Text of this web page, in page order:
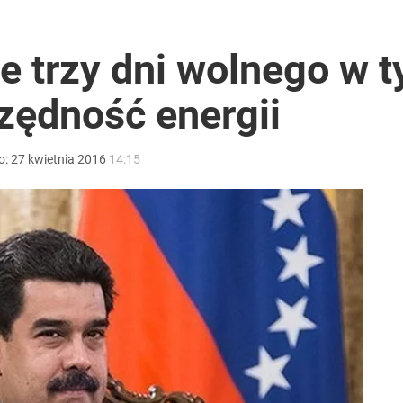
„Cała Europa nam go zazdrości”
wołyńskiej
pokazuje nastroje Ukraińców
trzy dni wolnego w
energii
27 kwietnia 2016 14:15